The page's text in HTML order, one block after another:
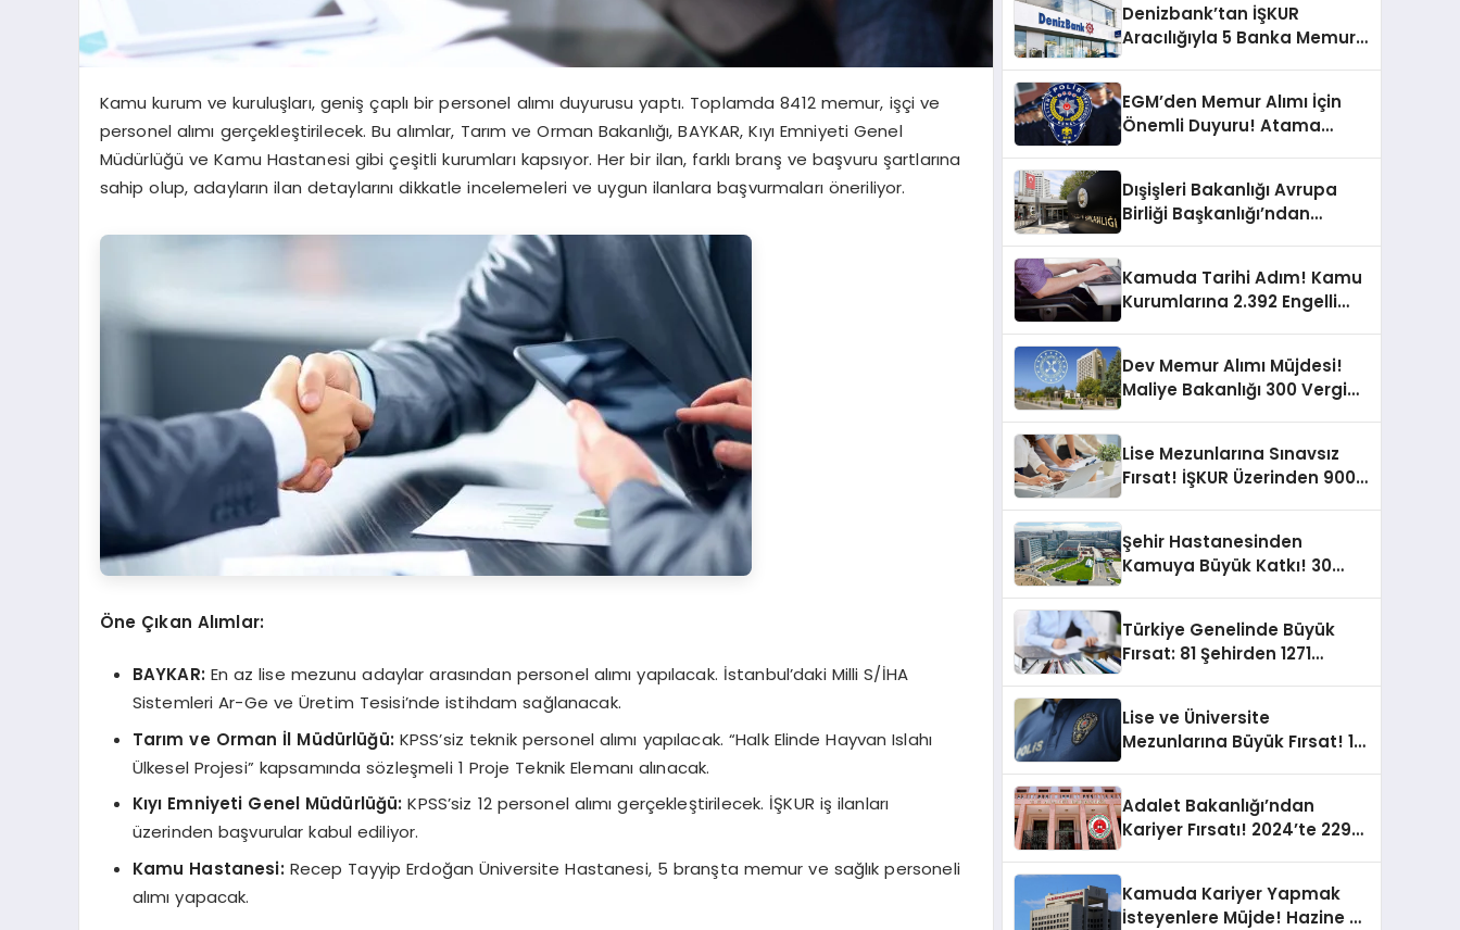
Kamu kurum ve kuruluşları, geniş çaplı bir personel alımı duyurusu yaptı. Toplamda 8412 memur, işçi ve
personel alımı gerçekleştirilecek. Bu alımlar, Tarım ve Orman Bakanlığı, BAYKAR, Kıyı Emniyeti Genel
Müdürlüğü ve Kamu Hastanesi gibi çeşitli kurumları kapsıyor. Her bir ilan, farklı branş ve başvuru şartlarına
sahip olup, adayların ilan detaylarını dikkatle incelemeleri ve uygun ilanlara başvurmaları öneriliyor.
Öne Çıkan Alımlar:
BAYKAR: En az lise mezunu adaylar arasından personel alımı yapılacak. İstanbul’daki Milli S/İHA
Sistemleri Ar-Ge ve Üretim Tesisi’nde istihdam sağlanacak.
Tarım ve Orman İl Müdürlüğü: KPSS’siz teknik personel alımı yapılacak. “Halk Elinde Hayvan Islahı
Ülkesel Projesi” kapsamında sözleşmeli 1 Proje Teknik Elemanı alınacak.
Kıyı Emniyeti Genel Müdürlüğü: KPSS’siz 12 personel alımı gerçekleştirilecek. İŞKUR iş ilanları
üzerinden başvurular kabul ediliyor.
Kamu Hastanesi: Recep Tayyip Erdoğan Üniversite Hastanesi, 5 branşta memur ve sağlık personeli
alımı yapacak.
Denizbank’tan İŞKUR
Aracılığıyla 5 Banka Memuru
EGM’den Memur Alımı İçin
Önemli Duyuru! Atama
Dışişleri Bakanlığı Avrupa
Birliği Başkanlığı’ndan
Kamuda Tarihi Adım! Kamu
Kurumlarına 2.392 Engelli
Dev Memur Alımı Müjdesi!
Maliye Bakanlığı 300 Vergi
Lise Mezunlarına Sınavsız
Fırsat! İŞKUR Üzerinden 900
Şehir Hastanesinden
Kamuya Büyük Katkı! 30
Türkiye Genelinde Büyük
Fırsat: 81 Şehirden 1271
Lise ve Üniversite
Mezunlarına Büyük Fırsat! 12
Adalet Bakanlığı’ndan
Kariyer Fırsatı! 2024’te 229
Kamuda Kariyer Yapmak
İsteyenlere Müjde! Hazine ve